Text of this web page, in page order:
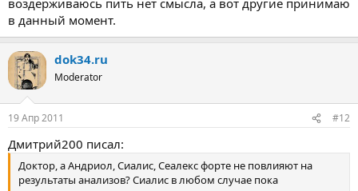
в данный момент.
dok34.ru
Moderator
19 Апр 2011 #12
Дмитрий200 писал:
Доктор, а Андриол, Сиалис, Сеалекс форте не повлияют на
результаты анализов? Сиалис в любом случае пока